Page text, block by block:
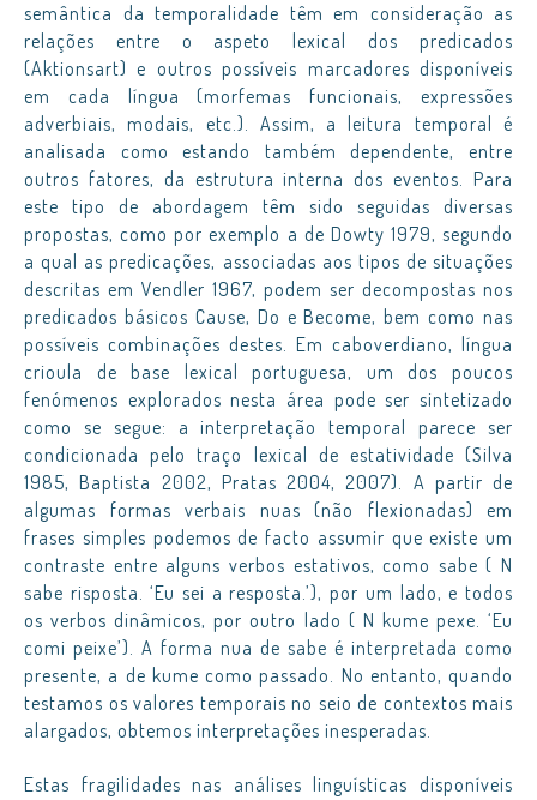
semântica da temporalidade têm em consideração as
relações entre o aspeto lexical dos predicados
(Aktionsart) e outros possíveis marcadores disponíveis
em cada língua (morfemas funcionais, expressões
adverbiais, modais, etc.). Assim, a leitura temporal é
analisada como estando também dependente, entre
outros fatores, da estrutura interna dos eventos. Para
este tipo de abordagem têm sido seguidas diversas
propostas, como por exemplo a de Dowty 1979, segundo
a qual as predicações, associadas aos tipos de situações
descritas em Vendler 1967, podem ser decompostas nos
predicados básicos Cause, Do e Become, bem como nas
possíveis combinações destes. Em caboverdiano, língua
crioula de base lexical portuguesa, um dos poucos
fenómenos explorados nesta área pode ser sintetizado
como se segue: a interpretação temporal parece ser
condicionada pelo traço lexical de estatividade (Silva
1985, Baptista 2002, Pratas 2004, 2007). A partir de
algumas formas verbais nuas (não flexionadas) em
frases simples podemos de facto assumir que existe um
contraste entre alguns verbos estativos, como sabe ( N
sabe risposta. ‘Eu sei a resposta.’), por um lado, e todos
os verbos dinâmicos, por outro lado ( N kume pexe. ‘Eu
comi peixe’). A forma nua de sabe é interpretada como
presente, a de kume como passado. No entanto, quando
testamos os valores temporais no seio de contextos mais
alargados, obtemos interpretações inesperadas.
Estas fragilidades nas análises linguísticas disponíveis